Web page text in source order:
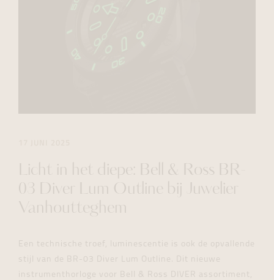
Licht in het diepe: Bell & Ross BR-
03 Diver Lum Outline bij Juwelier
Vanhoutteghem
Een technische troef, luminescentie is ook de opvallende
stijl van de BR-03 Diver Lum Outline. Dit nieuwe
instrumenthorloge voor Bell & Ross DIVER assortiment,